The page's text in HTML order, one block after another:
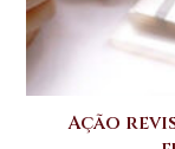
Ação